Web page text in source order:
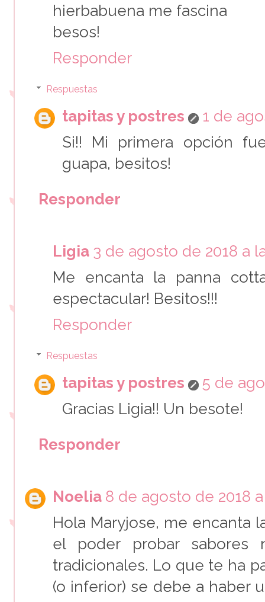
hierbabuena me fascina
besos!
Responder
Respuestas
tapitas y postres
1 de
Si!! Mi primera opción
guapa, besitos!
Responder
Ligia 3 de agosto de 2018 a
Me encanta la panna
espectacular! Besitos!!!
Responder
Respuestas
tapitas y postres
5 de
Gracias Ligia!! Un besote!
Responder
Noelia 8 de agosto de 2018
Hola Maryjose, me encanta
el poder probar sabores
tradicionales. Lo que te ha
(o inferior) se debe a haber